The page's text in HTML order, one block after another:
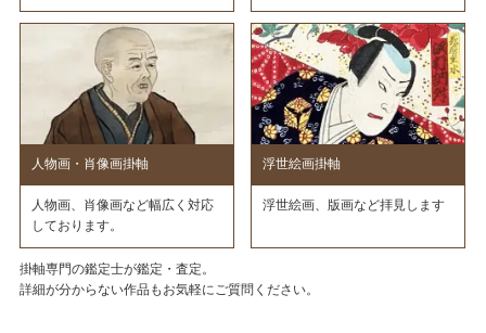
人物画・肖像画掛軸
人物画、肖像画など幅広く対応
しております。
浮世絵画掛軸
浮世絵画、版画など拝見します
掛軸専門の鑑定士が鑑定・査定。
詳細が分からない作品もお気軽にご質問ください。